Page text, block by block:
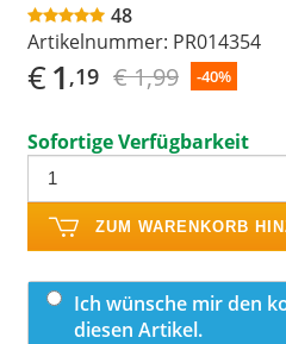
48
Artikelnummer: PR014354
€1 ,19 € 1,99 -40%
Sofortige Verfügbarkeit
ZUM WARENKORB
Ich wünsche mir den
diesen Artikel.